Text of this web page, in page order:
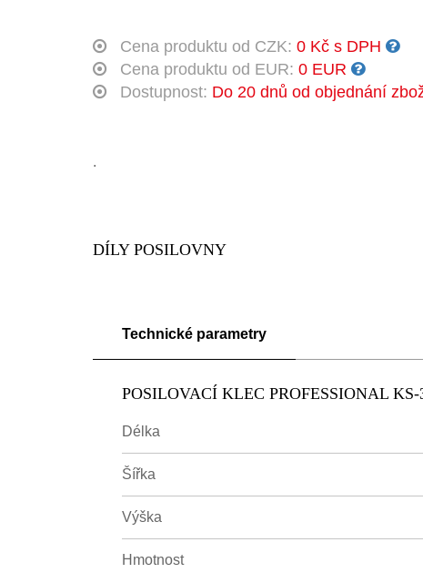
Cena produktu od CZK: 0 Kč s DPH
Cena produktu od EUR: 0 EUR
Dostupnost: Do 20 dnů od objednání
.
DÍLY POSILOVNY
Technické parametry
POSILOVACÍ KLEC PROFESSIONAL
Délka
Šířka
Výška
Hmotnost